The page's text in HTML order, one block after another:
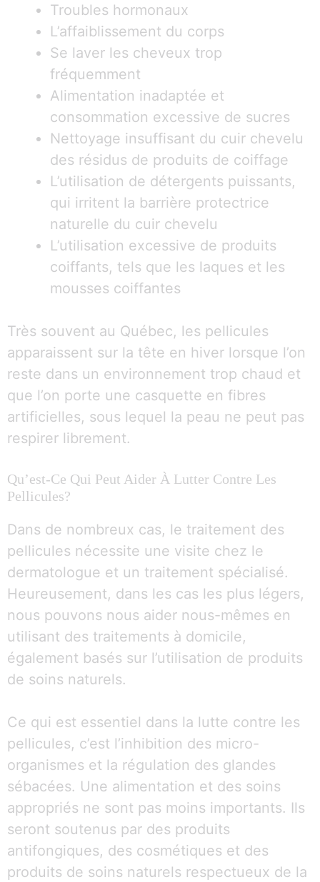
Troubles hormonaux
L’affaiblissement du corps
Se laver les cheveux trop
fréquemment
Alimentation inadaptée et
consommation excessive de sucres
Nettoyage insuffisant du cuir chevelu
des résidus de produits de coiffage
L’utilisation de détergents puissants,
qui irritent la barrière protectrice
naturelle du cuir chevelu
L’utilisation excessive de produits
coiffants, tels que les laques et les
mousses coiffantes
Très souvent au Québec, les pellicules
apparaissent sur la tête en hiver lorsque l’on
reste dans un environnement trop chaud et
que l’on porte une casquette en fibres
artificielles, sous lequel la peau ne peut pas
respirer librement.
Qu’est-Ce Qui Peut Aider À Lutter Contre Les
Pellicules?
Dans de nombreux cas, le traitement des
pellicules nécessite une visite chez le
dermatologue et un traitement spécialisé.
Heureusement, dans les cas les plus légers,
nous pouvons nous aider nous-mêmes en
utilisant des traitements à domicile,
également basés sur l’utilisation de produits
de soins naturels.
Ce qui est essentiel dans la lutte contre les
pellicules, c’est l’inhibition des micro-
organismes et la régulation des glandes
sébacées. Une alimentation et des soins
appropriés ne sont pas moins importants. Ils
seront soutenus par des produits
antifongiques, des cosmétiques et des
produits de soins naturels respectueux de la